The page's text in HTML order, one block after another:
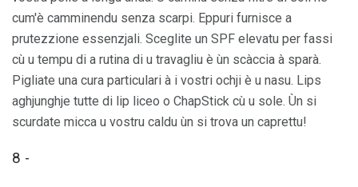
cum'è camminendu senza scarpi. Eppuri furnisce a
prutezzione essenzjali. Sceglite un SPF elevatu per fassi
cù u tempu di a rutina di u travagliu è ùn scàccia à sparà.
Pigliate una cura particulari à i vostri ochji è u nasu. Lips
aghjunghje tutte di lip liceo o ChapStick cù u sole. Ùn si
scurdate micca u vostru caldu ùn si trova un caprettu!
8 -